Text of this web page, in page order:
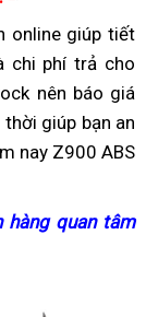
tới
pô
tạo
sự
hưng
phấn
giá
nhập
kho
Kawasaki
Z900
2023
onlinethể
thao
giúp tiết
chi phí trả cho
phụ
tùng
nên báo giá
giúp bạn giá
lẻ
an
nay Z900 ABS
hàng quan tâm